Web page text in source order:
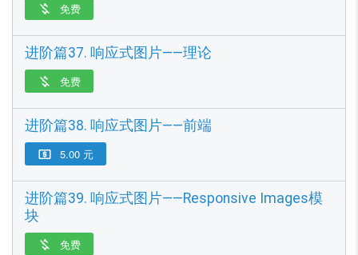
 免费
进阶篇37. 响应式图片——理论
 免费
进阶篇38. 响应式图片——前端
 5.00 元
进阶篇39. 响应式图片——Responsive Images模
块
 免费